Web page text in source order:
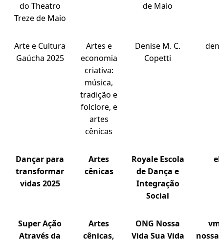
do Theatro
Treze de Maio
de Maio
Arte e Cultura
Gaúcha 2025
Artes e
economia
criativa:
música,
tradição e
folclore, e
artes
cênicas
Denise M. C.
Copetti
Dançar para
transformar
vidas 2025
Artes
cênicas
Royale Escola
de Dança e
Integração
Social
Super Ação
Através da
Artes
cênicas,
ONG Nossa
Vida Sua Vida